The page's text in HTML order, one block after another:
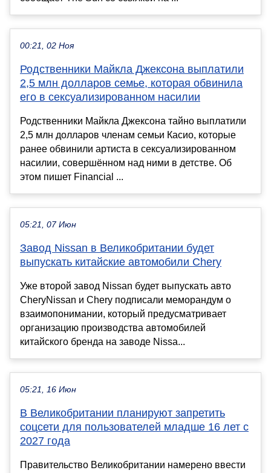
00:21, 02 Ноя
Родственники Майкла Джексона выплатили
2,5 млн долларов семье, которая обвинила
его в сексуализированном насилии
Родственники Майкла Джексона тайно выплатили
2,5 млн долларов членам семьи Касио, которые
ранее обвинили артиста в сексуализированном
насилии, совершённом над ними в детстве. Об
этом пишет Financial ...
05:21, 07 Июн
Завод Nissan в Великобритании будет
выпускать китайские автомобили Chery
Уже второй завод Nissan будет выпускать авто
CheryNissan и Chery подписали меморандум о
взаимопонимании, который предусматривает
организацию производства автомобилей
китайского бренда на заводе Nissa...
05:21, 16 Июн
В Великобритании планируют запретить
соцсети для пользователей младше 16 лет с
2027 года
Правительство Великобритании намерено ввести